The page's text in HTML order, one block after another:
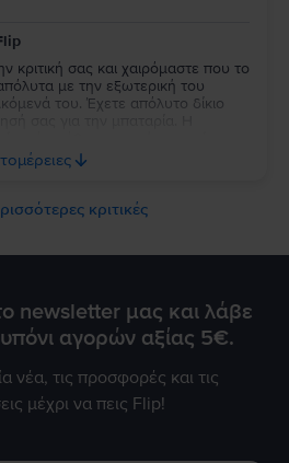
κριτική σας και χαιρόμαστε που το
με την εξωτερική του
του. Έχετε απόλυτο δίκιο
περνάει αυτόματα από
το 84% αποτελεί δική μας αστοχία
να διορθώσουμε άμεσα
5 αστέρων που σας αξίζει!
κριτικές
newsletter μας και λάβε
αγορών αξίας 5€.
νέα, τις προσφορές και τις
μέχρι να πεις Flip!